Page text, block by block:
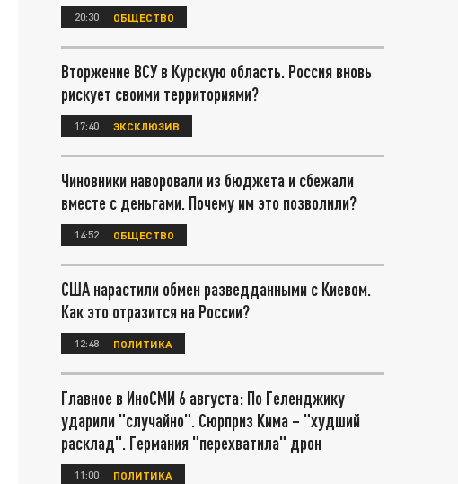
20:30 ОБЩЕСТВО
Вторжение ВСУ в Курскую область. Россия вновь
рискует своими территориями?
17:40 ЭКСКЛЮЗИВ
Чиновники наворовали из бюджета и сбежали
вместе с деньгами. Почему им это позволили?
14:52 ОБЩЕСТВО
США нарастили обмен разведданными с Киевом.
Как это отразится на России?
12:48 ПОЛИТИКА
Главное в ИноСМИ 6 августа: По Геленджику
ударили "случайно". Сюрприз Кима – "худший
расклад". Германия "перехватила" дрон
11:00 ПОЛИТИКА